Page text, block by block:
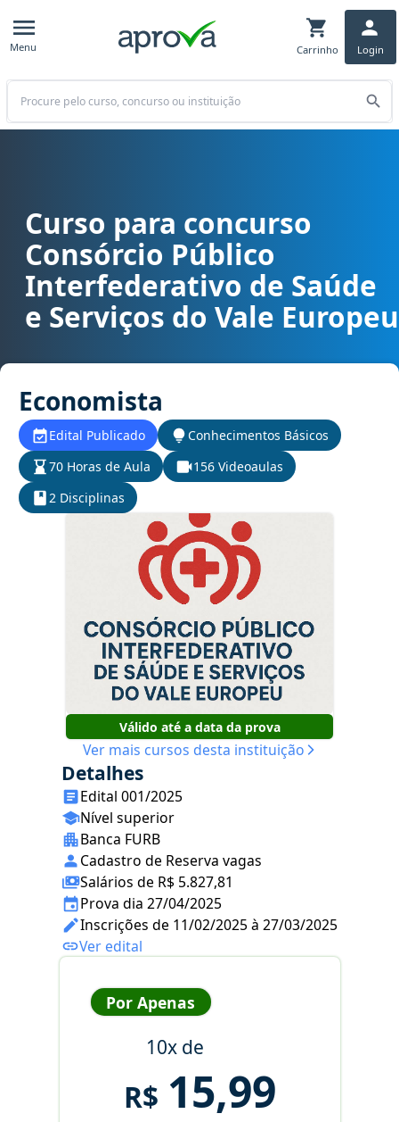
Menu Carrinho Login
Buscar
Curso para concurso CISAMVE (SC ) - Consórcio Público
Curso para concurso
Consórcio Público
Interfederativo de Saúde
e Serviços do Vale Europeu
Economista
Edital Publicado
Conhecimentos Básicos
70 Horas de Aula
156 Videoaulas
2 Disciplinas
Válido até a data da prova
Ver mais cursos desta instituição
Detalhes
Edital 001/2025
Nível superior
Banca FURB
Cadastro de Reserva vagas
Salários de R$ 5.827,81
Prova dia 27/04/2025
Inscrições de 11/02/2025 à 27/03/2025
Ver edital
Por Apenas
10x de
R$ 15,99